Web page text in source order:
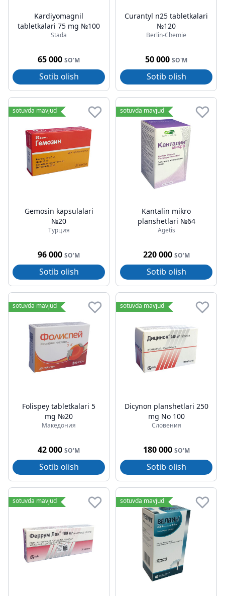
Kardiyomagnil
tabletkalari 75 mg №100
Stada
65 000 SO'M
Sotib olish
Curantyl n25 tabletkalari
№120
Berlin-Chemie
50 000 SO'M
Sotib olish
sotuvda mavjud
Gemosin kapsulalari
№20
Турция
96 000 SO'M
Sotib olish
sotuvda mavjud
Kantalin mikro
planshetlari №64
Agetis
220 000 SO'M
Sotib olish
sotuvda mavjud
Folispey tabletkalari 5
mg №20
Македония
42 000 SO'M
Sotib olish
sotuvda mavjud
Dicynon planshetlari 250
mg No 100
Словения
180 000 SO'M
Sotib olish
sotuvda mavjud sotuvda mavjud